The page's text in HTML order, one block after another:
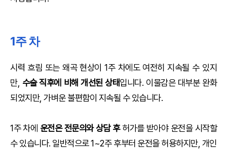
1주 차
시력 흐림 또는 왜곡 현상이 1주 차에도 여전히 지속될 수 있지
만, 수술 직후에 비해 개선된 상태입니다. 이물감은 대부분 완화
되었지만, 가벼운 불편함이 지속될 수 있습니다.
1주 차에 운전은 전문의와 상담 후허가를 받아야 운전을 시작할
수 있습니다. 일반적으로 1~2주 후부터 운전을 허용하지만, 개인